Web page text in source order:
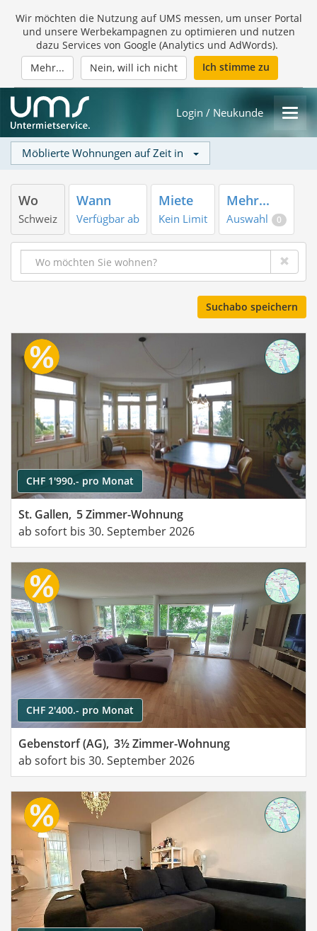
Wir möchten die Nutzung auf UMS messen, um unser Portal
und unsere Werbekampagnen zu optimieren und nutzen
dazu Services von Google (Analytics und AdWords).
Mehr...
Nein, will ich nicht Ich stimme zu
Login / Neukunde
Möblierte Wohnungen auf Zeit in
Wo
Schweiz
Wann
Verfügbar ab
Miete
Kein Limit
Mehr...
Auswahl 0
Suchabo speichern
CHF 1'990.- pro Monat
St. Gallen, 5 Zimmer-Wohnung
ab sofort bis 30. September 2026
CHF 2'400.- pro Monat
Gebenstorf (AG), 3½ Zimmer-Wohnung
ab sofort bis 30. September 2026